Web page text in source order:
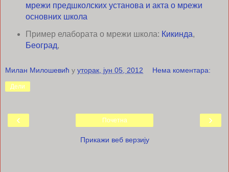
мрежи предшколских установа и акта о мрежи
основних школа
Пример елабората о мрежи школа: Кикинда,
Београд,
Милан Милошевић у уторак, јун 05, 2012 Нема коментара:
Дели
‹ ›
Почетна
Прикажи веб верзију